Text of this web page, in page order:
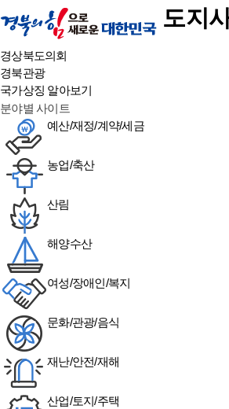
본문 바로가기
도지
경상북도의회
경북관광
국가상징 알아보기
분야별 사이트
예산/재정/계약/세금
농업/축산
산림
해양수산
여성/장애인/복지
문화/관광/음식
재난/안전/재해
산업/토지/주택